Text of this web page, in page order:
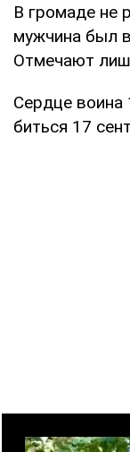
В громаде не
мужчина был
Отмечают
Сердце воина
биться 17